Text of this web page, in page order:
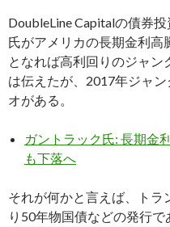
DoubleLine Capitalの債券
氏がアメリカの長期金利高
となれば高利回りのジャン
は伝えたが、2017年ジャ
オがある。
ガントラック氏: 長期金
も下落へ
それが何かと言えば、トラ
り50年物国債などの発行